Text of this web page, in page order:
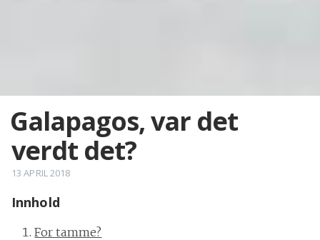
Galapagos, var det
verdt det?
13 APRIL 2018
Innhold
For tamme?